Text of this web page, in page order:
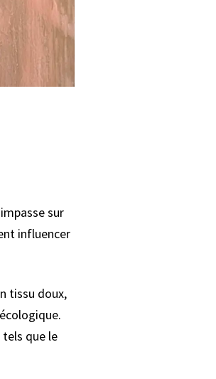
sur
influencer
tissu doux,
que le